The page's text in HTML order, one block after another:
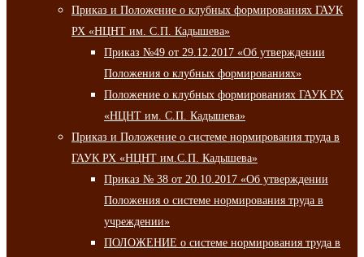
Приказ и Положение о клубных формированиях ГАУК
РХ «НЦНТ им. С.П. Кадышева»
Приказ №49 от 29.12.2017 «Об утверждении
Положения о клубных формированиях»
Положение о клубных формированиях ГАУК РХ
«НЦНТ им. С.П. Кадышева»
Приказ и Положение о системе нормирования труда в
ГАУК РХ «НЦНТ им.С.П. Кадышева»
Приказ № 38 от 20.10.2017 «Об утверждении
Положения о системе нормирования труда в
учреждении»
ПОЛОЖЕНИЕ о системе нормирования труда в